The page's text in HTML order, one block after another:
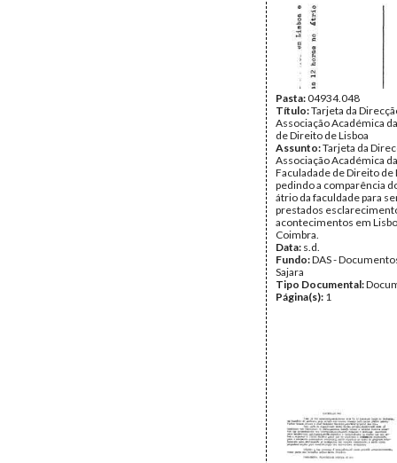
Pasta:04934.048
Título:Tarjeta da
Associação Académica
de Direito de Lisboa
Assunto:Tarjeta da
Associação Académica da
Faculadade de Direito de
pedindo a comparência
átrio da faculdade para
prestados
acontecimentos em
Coimbra.
Data: s.d.
Fundo:DAS -
Sajara
Tipo Documental:
Página(s): 1